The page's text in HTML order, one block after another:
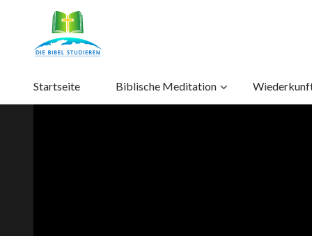
Startseite Biblische Meditation